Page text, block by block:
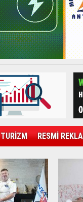
TURİZM RESMİ